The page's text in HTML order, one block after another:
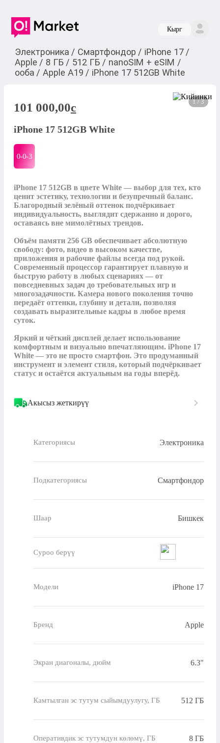
Кырг
Электроника / Смартфондор / iPhone 17 /
Apple / 8 ГБ / 512 ГБ / nanoSIM + eSIM /
ооба / Apple A19 / iPhone 17 512GB White
1 / 3
101 000,00c
iPhone 17 512GB White
0-0-3
iPhone 17 512GB в цвете White — выбор для тех, кто
ценит эстетику, технологии и безупречный баланс.
Благородный зелёный оттенок подчёркивает
индивидуальность, выглядит сдержанно и дорого,
оставаясь вне мимолётных трендов.
Объём памяти 256 GB обеспечивает абсолютную
свободу: фото, видео в высоком качестве,
приложения и рабочие файлы всегда под рукой.
Современный процессор гарантирует плавную и
быструю работу в любых сценариях — от
повседневных задач до требовательных игр и
многозадачности. Камера нового поколения точно
передаёт оттенки, глубину и детали, позволяя
создавать выразительные кадры в любое время
суток.
Яркий и чёткий дисплей делает использование
комфортным и визуально впечатляющим. iPhone 17
White — это не просто смартфон. Это продуманный
инструмент и элемент стиля, который подчёркивает
статус и остаётся актуальным на годы вперёд.
Акысыз жеткирүү
Категориясы Электроника
Подкатегориясы Смартфондор
Шаар Бишкек
Суроо берүү
Модели iPhone 17
Бренд Apple
Экран диагоналы, дюйм 6.3"
Камтылган эс тутум сыйымдуулугу, ГБ 512 ГБ
Оперативдик эс тутумдун көлөмү, ГБ 8 ГБ